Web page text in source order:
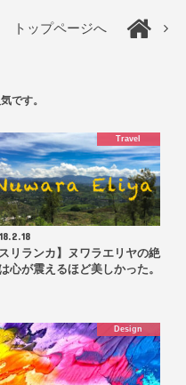
トップページへ
です。
Travel
スリランカ】ヌワラエリヤの絶
心が震えるほど美しかった。
Design